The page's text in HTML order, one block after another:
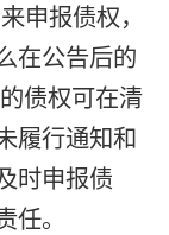
申报债权，
在公告后的
债权可在清
履行通知和
时申报债
。